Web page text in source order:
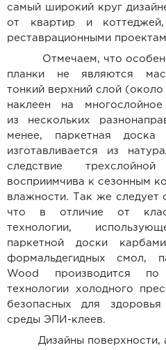
самый широкий круг
от квартир и
реставрационными
Отмечаем, что
планки не являются
тонкий верхний слой
наклеен на
из нескольких
менее, паркетная доска
изготавливается из
следствие
восприимчива к сезонным
влажности. Так же следует
что в отличие от
технологии,
паркетной доски
формальдегидных смол,
Wood производится по
технологии холодного
безопасных для
среды ЭПИ-клеев.
Дизайны поверхности, а